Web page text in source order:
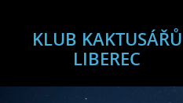
KLUB KAKTUSÁŘŮ
LIBEREC